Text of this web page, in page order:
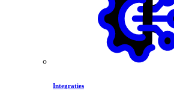
Integraties